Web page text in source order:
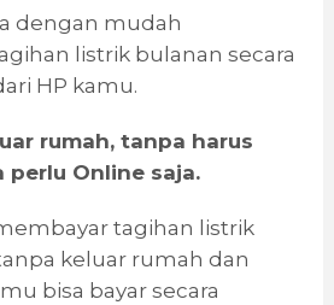
dengan mudah
listrik bulanan secara
HP kamu.
rumah, tanpa harus
perlu Online saja.
tagihan listrik
keluar rumah dan
bisa bayar secara